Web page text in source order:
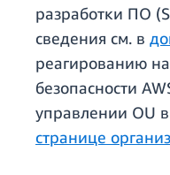
разработки ПО
сведения см. в
реагированию
безопасности
управлении OU
странице